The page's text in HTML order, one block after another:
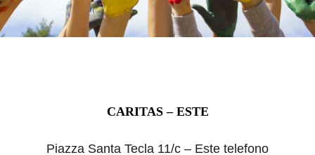
CARITAS – ESTE
Piazza Santa Tecla 11/c – Este telefono